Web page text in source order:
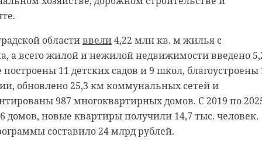
областиввели4,22 млн кв. м жилья с
а всего жилой и нежилой недвижимости введено
11 детских садов и 9 школ, благоустроены
обновлено 25,3 км коммунальных сетей и
987 многоквартирных домов. С 2019 по
домов, новые квартиры получили 14,7 тыс. человек.
составило 24 млрд рублей.
о задержании 16-летнего юноши, ему
в убийстве. В ходе следствия появилась
деяние его подговорила девушка.
19 марта у железнодорожной станции
нашли частично расчлененное тело 17-летнего
насильственной смерти. Выяснилось, что 16 марта
сговору под вымышленным
знакомого девушки на встречу. Потерпевший
с подозреваемым. Между ними возник
озере Макаровское, а 20 марта — из Авдетовского
службу Ленинградской областисообщили
Макаровское в районе Каменногорска. Мужчина,
провалился под лед. Поисково-
из Приозерска оперативно прибыл на место. В ночь
было извлечено из воды и передано полиции.
Авдетовское в Киришском районе